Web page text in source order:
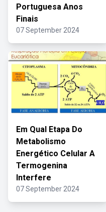
Portuguesa Anos
Finais
07 September 2024
Em Qual Etapa Do
Metabolismo
Energético Celular A
Termogenina
Interfere
07 September 2024